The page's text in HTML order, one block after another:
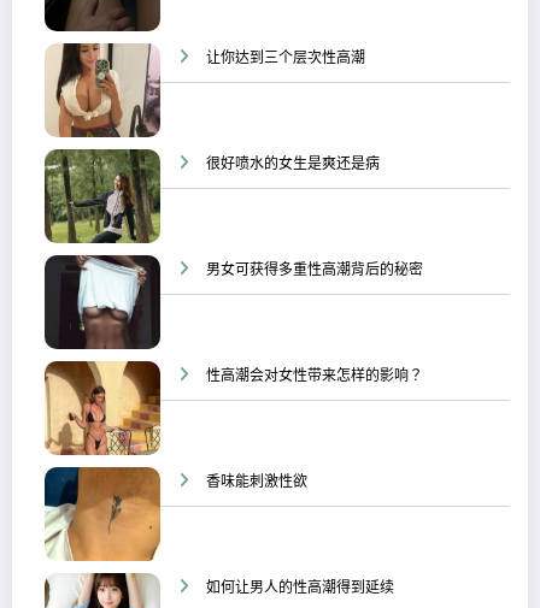
让你达到三个层次性高潮
很好喷水的女生是爽还是病
男女可获得多重性高潮背后的秘密
性高潮会对女性带来怎样的影响？
香味能刺激性欲
如何让男人的性高潮得到延续